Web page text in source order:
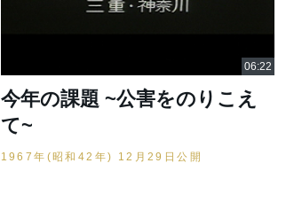
今年の課題 ~公害をのりこえ
て~
1967年(昭和42年) 12月29日公開